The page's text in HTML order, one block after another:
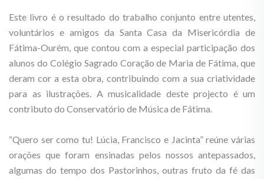
Este livro é o resultado do trabalho conjunto entre utentes,
voluntários e amigos da Santa Casa da Misericórdia de
Fátima-Ourém, que contou com a especial participação dos
alunos do Colégio Sagrado Coração de Maria de Fátima, que
deram cor a esta obra, contribuindo com a sua criatividade
para as ilustrações. A musicalidade deste projecto é um
contributo do Conservatório de Música de Fátima.
“Quero ser como tu! Lúcia, Francisco e Jacinta” reúne várias
orações que foram ensinadas pelos nossos antepassados,
algumas do tempo dos Pastorinhos, outras fruto da fé das